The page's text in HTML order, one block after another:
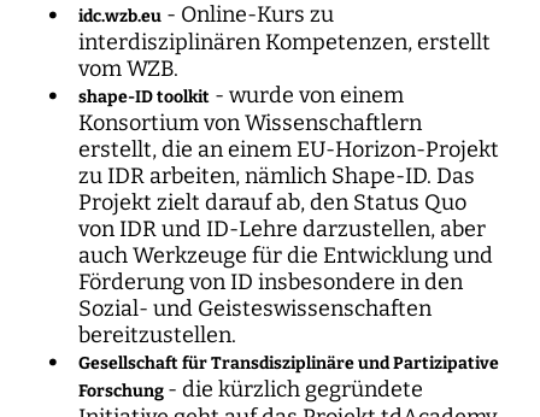
idc.wzb.eu - Online-Kurs zu
interdisziplinären Kompetenzen, erstellt
vom WZB.
shape-ID toolkit - wurde von einem
Konsortium von Wissenschaftlern
erstellt, die an einem EU-Horizon-Projekt
zu IDR arbeiten, nämlich Shape-ID. Das
Projekt zielt darauf ab, den Status Quo
von IDR und ID-Lehre darzustellen, aber
auch Werkzeuge für die Entwicklung und
Förderung von ID insbesondere in den
Sozial- und Geisteswissenschaften
bereitzustellen.
Gesellschaft für Transdisziplinäre und Partizipative
Forschung - die kürzlich gegründete